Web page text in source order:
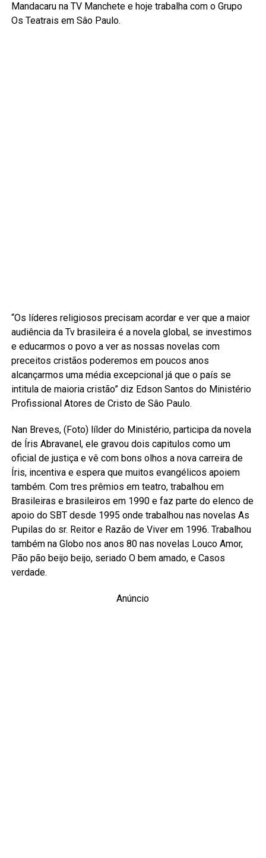
Mandacaru na TV Manchete e hoje trabalha com o Grupo
Os Teatrais em Sâo Paulo.
“Os líderes religiosos precisam acordar e ver que a maior
audiência da Tv brasileira é a novela global, se investimos
e educarmos o povo a ver as nossas novelas com
preceitos cristãos poderemos em poucos anos
alcançarmos uma média excepcional já que o país se
intitula de maioria cristão” diz Edson Santos do Ministério
Profissional Atores de Cristo de Sâo Paulo.
Nan Breves, (Foto) lílder do Ministério, participa da novela
de Íris Abravanel, ele gravou dois capitulos como um
oficial de justiça e vê com bons olhos a nova carreira de
Íris, incentiva e espera que muitos evangélicos apoiem
também. Com tres prêmios em teatro, trabalhou em
Brasileiras e brasileiros em 1990 e faz parte do elenco de
apoio do SBT desde 1995 onde trabalhou nas novelas As
Pupilas do sr. Reitor e Razão de Viver em 1996. Trabalhou
também na Globo nos anos 80 nas novelas Louco Amor,
Pão pão beijo beijo, seriado O bem amado, e Casos
verdade.
Anúncio